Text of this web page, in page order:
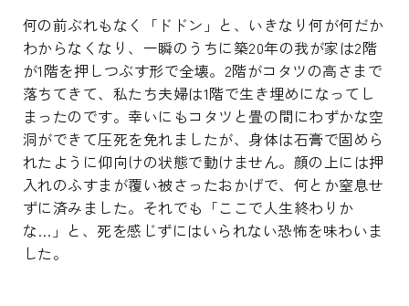
何の前ぶれもなく「ドドン」と、いきなり何が何だか
わからなくなり、一瞬のうちに築20年の我が家は2階
が1階を押しつぶす形で全壊。2階がコタツの高さまで
落ちてきて、私たち夫婦は1階で生き埋めになってし
まったのです。幸いにもコタツと畳の間にわずかな空
洞ができて圧死を免れましたが、身体は石膏で固めら
れたように仰向けの状態で動けません。顔の上には押
入れのふすまが覆い被さったおかげで、何とか窒息せ
ずに済みました。それでも「ここで人生終わりか
な…」と、死を感じずにはいられない恐怖を味わいま
した。